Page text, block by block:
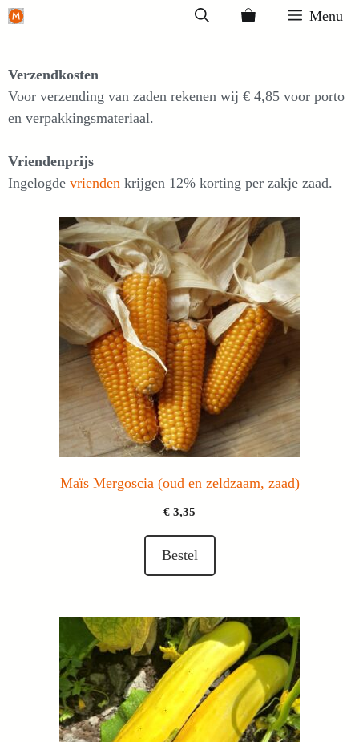
Ga
inhoud
Menu
Verzendkosten
Voor verzending van zaden rekenen wij € 4,85 voor porto
en verpakkingsmateriaal.
Vriendenprijs
Ingelogde vrienden krijgen 12% korting per zakje zaad.
Maïs Mergoscia (oud en zeldzaam, zaad)
€ 3,35
Bestel